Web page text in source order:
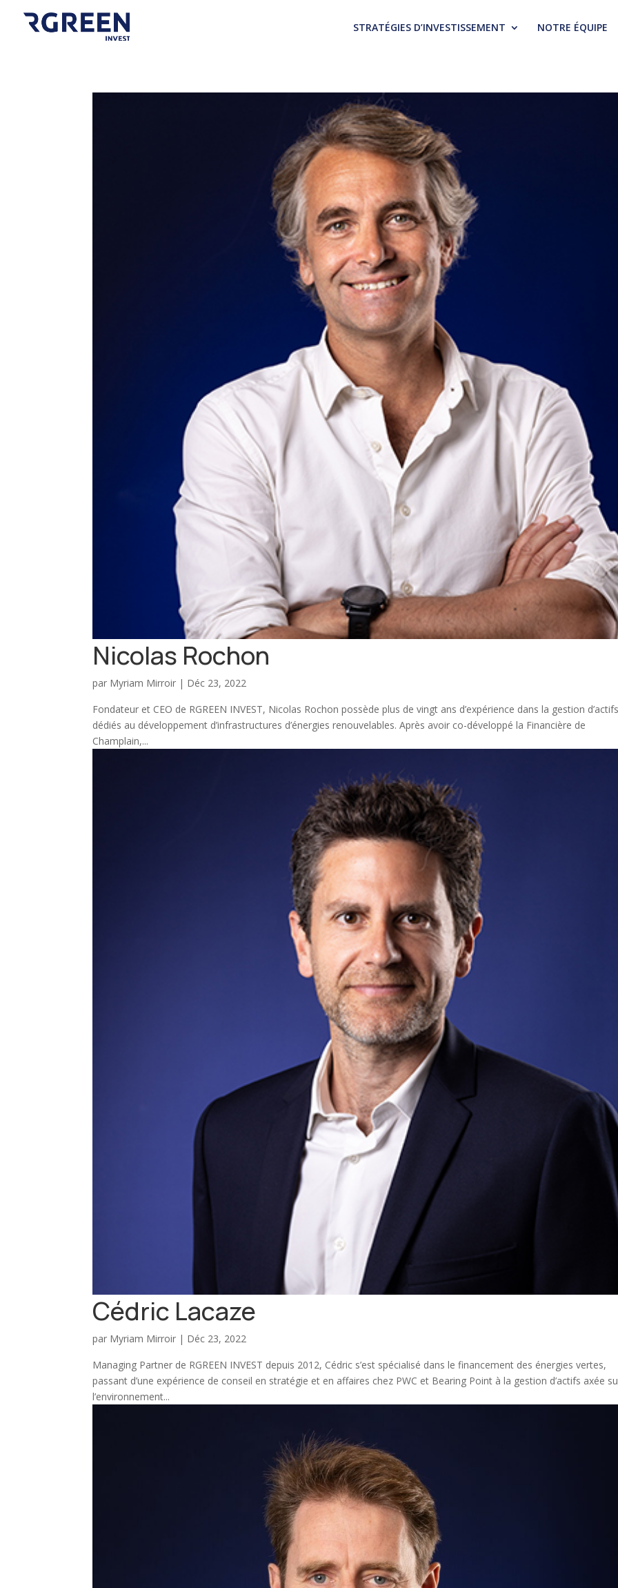
STRATÉGIES D’INVESTISSEMENT NOTRE ÉQUIPE
Nicolas Rochon
par Myriam Mirroir | Déc 23, 2022
Fondateur et CEO de RGREEN INVEST, Nicolas Rochon possède plus de vingt ans d’expérience dans la gestion
dédiés au développement d’infrastructures d’énergies renouvelables. Après avoir co-développé la Financière de
Champlain,...
Cédric Lacaze
par Myriam Mirroir | Déc 23, 2022
Managing Partner de RGREEN INVEST depuis 2012, Cédric s’est spécialisé dans le financement des énergies vertes,
passant d’une expérience de conseil en stratégie et en affaires chez PWC et Bearing Point à la gestion d’actifs axée
l’environnement...